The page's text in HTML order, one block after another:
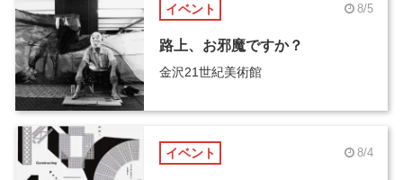
イベント 8/5
路上、お邪魔ですか？
金沢21世紀美術館
イベント 8/4